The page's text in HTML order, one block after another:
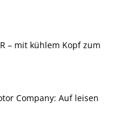
– mit kühlem Kopf zum
Company: Auf leisen